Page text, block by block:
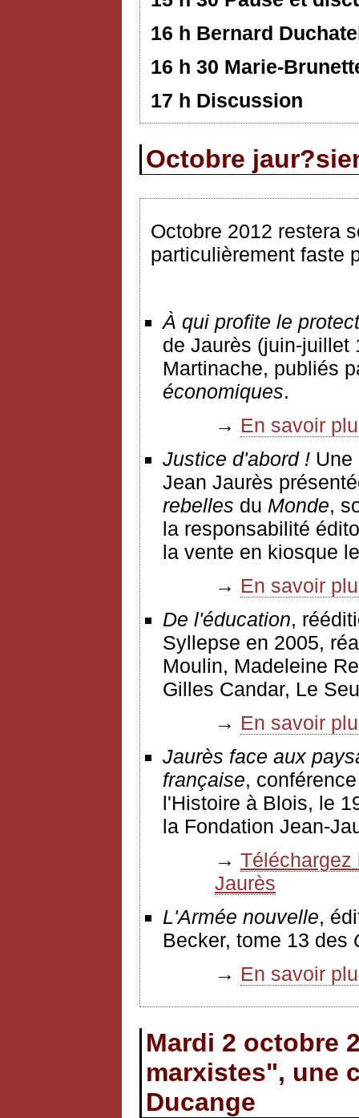
16 h Bernard
16 h 30 Marie-
17 h Discussion
Octobre
Octobre 2012 restera
particulièrement faste
À qui profite le
de Jaurès (juin-juillet
Martinache, publiés
économiques.
→ En savoir
Justice d'abord !
Jean Jaurès
rebelles du Monde,
la responsabilité
la vente en kiosque
→ En savoir
De l'éducation,
Syllepse en 2005,
Moulin, Madeleine
Gilles Candar, Le
→ En savoir
Jaurès face aux
française,
l'Histoire à Blois, le
la Fondation Jean-
→ Téléchargez
Jaurès
L'Armée nouvelle,
Becker, tome 13 des
→ En savoir
Mardi 2 octobre
marxistes", une
Ducange